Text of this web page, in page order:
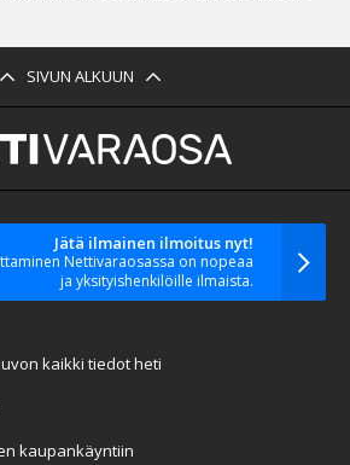
SIVUN ALKUUN
Jätä ilmainen ilmoitus nyt!
Nettivaraosassa on nopeaa
ja yksityishenkilöille ilmaista.
kaikki tiedot heti
kaupankäyntiin